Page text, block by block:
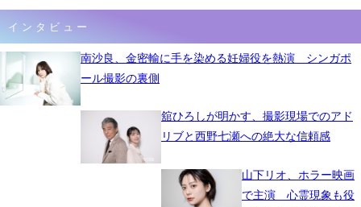
インタビュー
南沙良、金密輸に手を染める妊婦役を熱演 シンガポ
ール撮影の裏側
舘ひろしが明かす、撮影現場でのアド
リブと西野七瀬への絶大な信頼感
山下リオ、ホラー映画
で主演 心霊現象も役